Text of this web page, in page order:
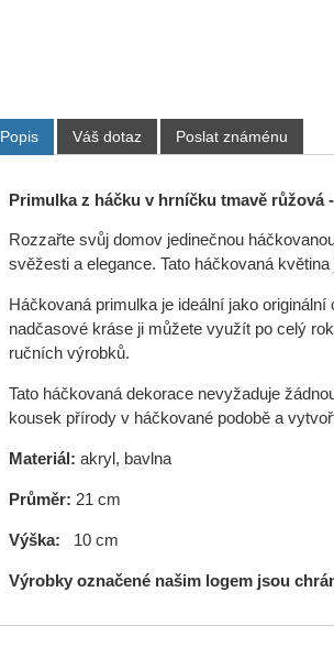
Popis Váš dotaz Poslat známénu
Primulka z háčku v hrníčku tmavě růžová
Rozzařte svůj domov jedinečnou
svěžesti a elegance. Tato háčkovaná
Háčkovaná primulka je ideální jako
nadčasové kráse ji můžete využít po celý
ručních výrobků.
Tato háčkovaná dekorace nevyžaduje
kousek přírody v háčkované podobě a
Materiál: akryl, bavlna
Průměr: 21 cm
Výška: 10 cm
Výrobky označené našim logem jsou